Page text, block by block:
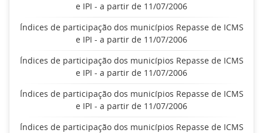
e IPI - a partir de 11/07/2006
Índices de participação dos municípios Repasse de ICMS
e IPI - a partir de 11/07/2006
Índices de participação dos municípios Repasse de ICMS
e IPI - a partir de 11/07/2006
Índices de participação dos municípios Repasse de ICMS
e IPI - a partir de 11/07/2006
Índices de participação dos municípios Repasse de ICMS